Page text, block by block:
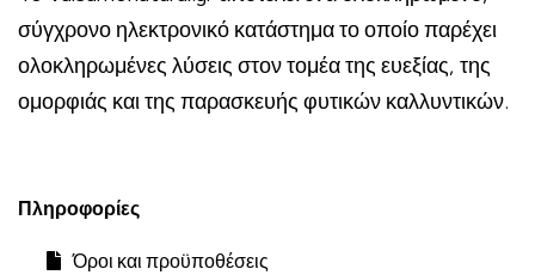
σύγχρονο ηλεκτρονικό κατάστημα το οποίο παρέχει
ολοκληρωμένες λύσεις στον τομέα της ευεξίας, της
ομορφιάς και της παρασκευής φυτικών καλλυντικών.
Πληροφορίες
Όροι και προϋποθέσεις